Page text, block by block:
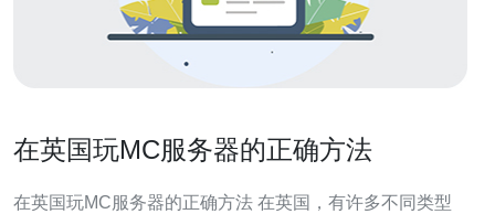
在英国玩MC服务器的正确方法
在英国玩MC服务器的正确方法 在英国，有许多不同类型